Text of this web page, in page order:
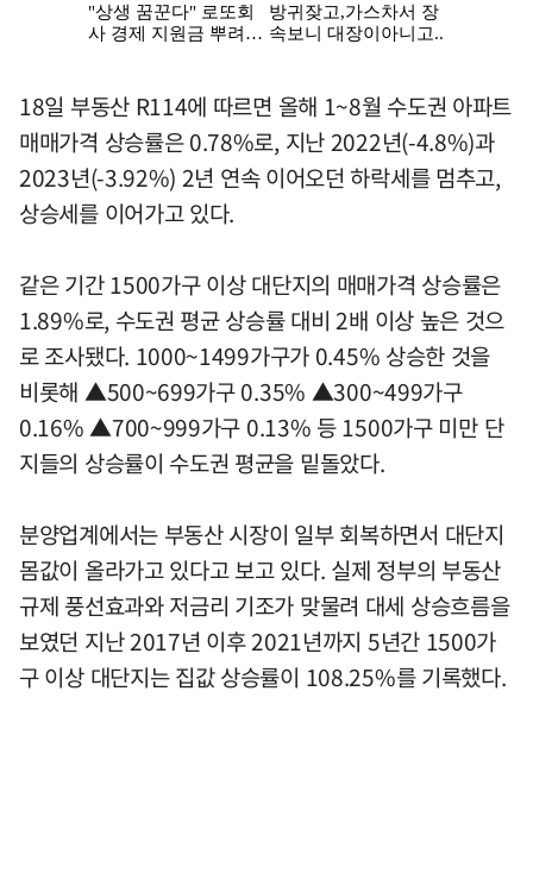
18일 부동산 R114에 따르면 올해 1~8월 수도권 아파트
매매가격 상승률은 0.78%로, 지난 2022년(-4.8%)과
2023년(-3.92%) 2년 연속 이어오던 하락세를 멈추고,
상승세를 이어가고 있다.
같은 기간 1500가구 이상 대단지의 매매가격 상승률은
1.89%로, 수도권 평균 상승률 대비 2배 이상 높은 것으
로 조사됐다. 1000~1499가구가 0.45% 상승한 것을
비롯해 ▲500~699가구 0.35% ▲300~499가구
0.16% ▲700~999가구 0.13% 등 1500가구 미만 단
지들의 상승률이 수도권 평균을 밑돌았다.
분양업계에서는 부동산 시장이 일부 회복하면서 대단지
몸값이 올라가고 있다고 보고 있다. 실제 정부의 부동산
규제 풍선효과와 저금리 기조가 맞물려 대세 상승흐름을
보였던 지난 2017년 이후 2021년까지 5년간 1500가
구 이상 대단지는 집값 상승률이 108.25%를 기록했다.